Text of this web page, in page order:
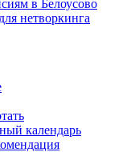
в Белоусово
нетворкинга
календарь